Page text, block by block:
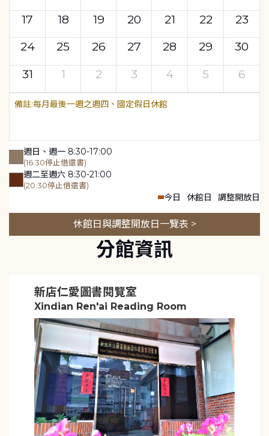
17
18 19 20 21 22
23
24
25 26 27 28 29
30
31
1 2 3 4 5 6
每月最後一週之週四、國定假日休館
週日、週一 8:30-17:00
(16:30停止借還書)
週二至週六 8:30-21:00
(20:30停止借還書)
今日 休館日 調整開放日
休館日與調整開放日一覽表 >
分館資訊
新店仁愛圖書閱覽室
Xindian Ren'ai Reading Room